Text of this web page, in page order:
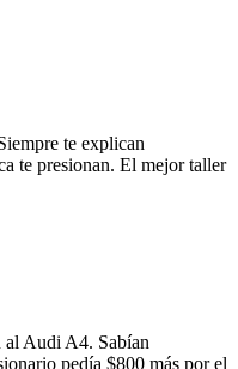
te explican
te presionan. El mejor taller
al Audi A4. Sabían
pedía $800 más por el
te explican
te presionan. El mejor taller
al Audi A4. Sabían
pedía $800 más por el